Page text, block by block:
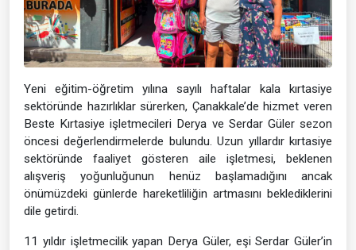
Yeni eğitim-öğretim yılına sayılı haftalar kala kırtasiye
sektöründe hazırlıklar sürerken, Çanakkale’de hizmet veren
Beste Kırtasiye işletmecileri Derya ve Serdar Güler sezon
öncesi değerlendirmelerde bulundu. Uzun yıllardır kırtasiye
sektöründe faaliyet gösteren aile işletmesi, beklenen
alışveriş yoğunluğunun henüz başlamadığını ancak
önümüzdeki günlerde hareketliliğin artmasını beklediklerini
dile getirdi.
11 yıldır işletmecilik yapan Derya Güler, eşi Serdar Güler’in